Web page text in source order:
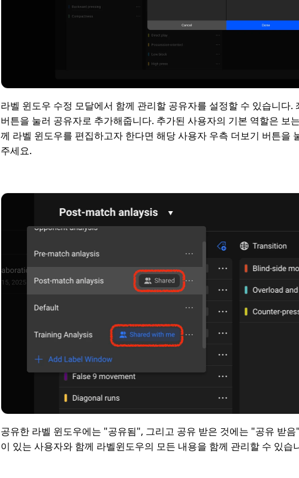
라벨 윈도우 수정 모달에서 함께 관리할 공유자를 설정할 수 있습니다
버튼을 눌러 공유자로 추가해줍니다. 추가된 사용자의 기본 역할은 보
께 라벨 윈도우를 편집하고자 한다면 해당 사용자 우측 더보기 버튼을
주세요.
공유한 라벨 윈도우에는 "공유됨", 그리고 공유 받은 것에는 "공유 받
이 있는 사용자와 함께 라벨윈도우의 모든 내용을 함께 관리할 수 있습